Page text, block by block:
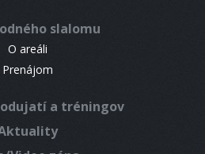
slalomu
O areáli
Prenájom
a tréningov